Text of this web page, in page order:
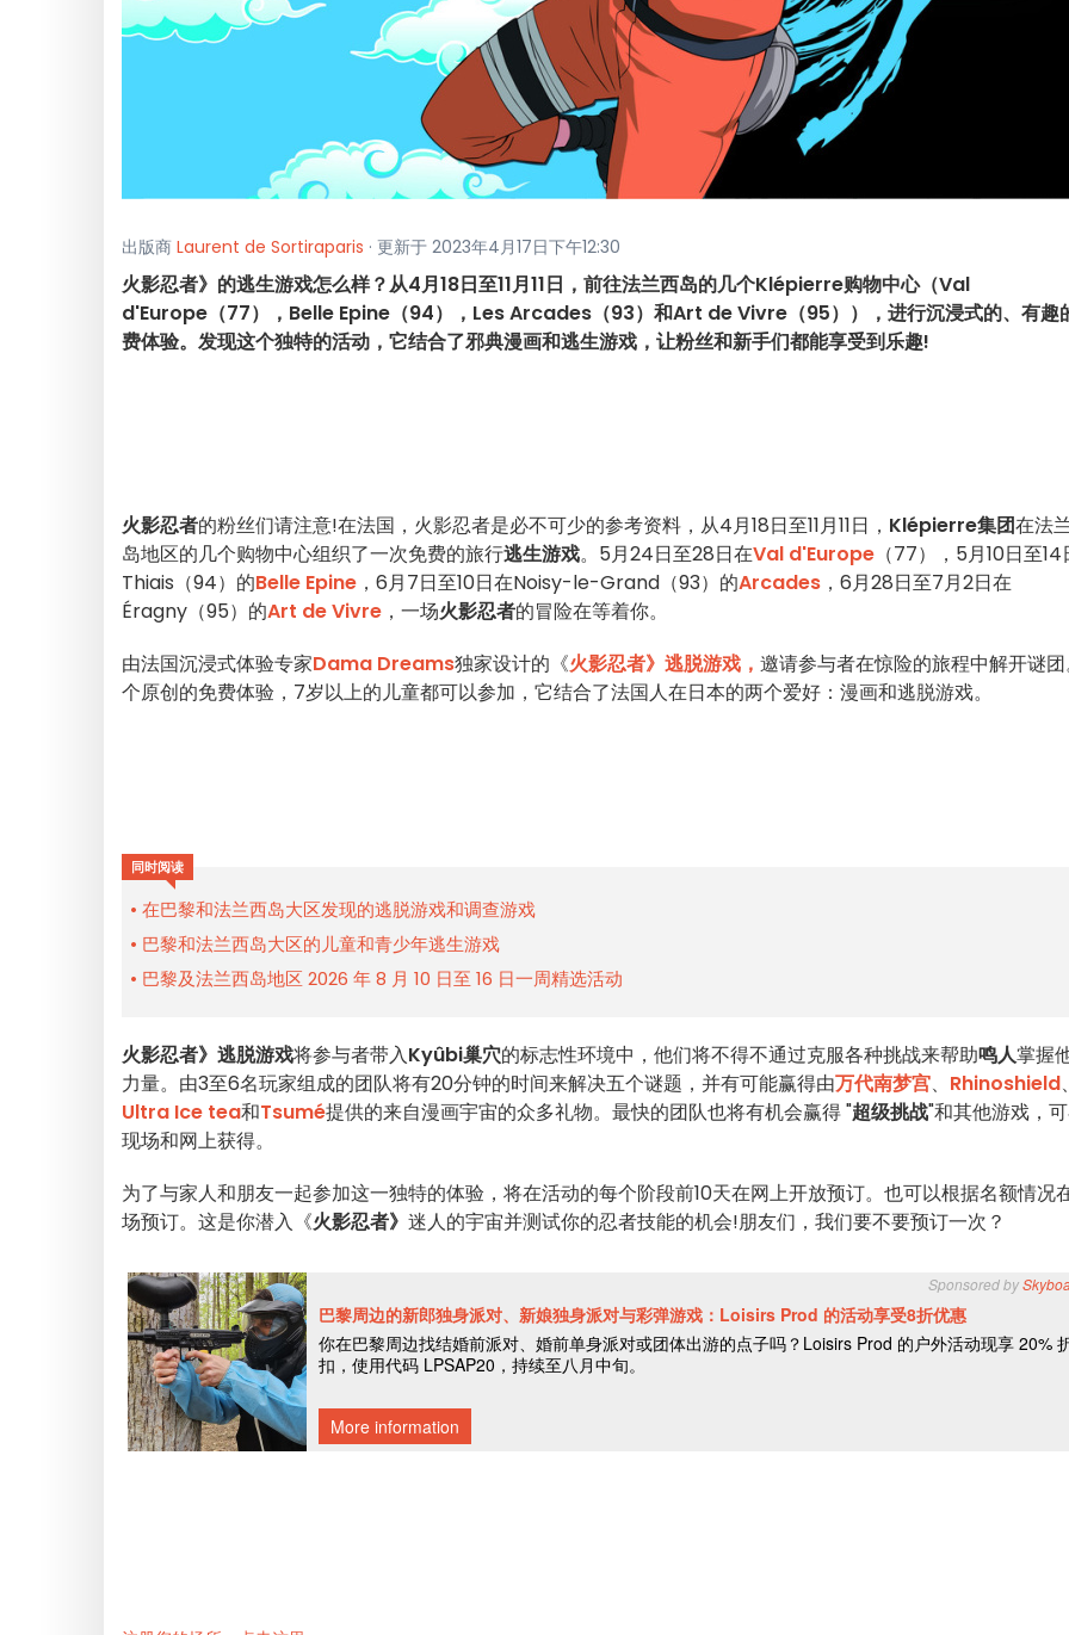
出版商 Laurent de Sortiraparis · 更新于 2023年4月17日下午12:30
火影忍者》的逃生游戏怎么样？从4月18日至11月11日，前往法兰西岛的几个Klépierre购物中心（Val
d'Europe（77），Belle Epine（94），Les Arcades（93）和Art de Vivre（95）），进行沉浸式的、有趣
费体验。发现这个独特的活动，它结合了邪典漫画和逃生游戏，让粉丝和新手们都能享受到乐趣!
火影忍者的粉丝们请注意!在法国，火影忍者是必不可少的参考资料，从4月18日至11月11日， Klépierre集团在法
岛地区的几个购物中心组织了一次免费的旅行逃生游戏。5月24日至28日在Val d'Europe （77），5月10日至
Thiais（94）的Belle Epine ，6月7日至10日在Noisy-le-Grand（93）的Arcades ，6月28日至7月2日在
Éragny（95）的Art de Vivre ，一场火影忍者的冒险在等着你。
由法国沉浸式体验专家Dama Dreams独家设计的《火影忍者》逃脱游戏， 邀请参与者在惊险的旅程中解开谜
个原创的免费体验，7岁以上的儿童都可以参加，它结合了法国人在日本的两个爱好：漫画和逃脱游戏。
同时阅读
在巴黎和法兰西岛大区发现的逃脱游戏和调查游戏
巴黎和法兰西岛大区的儿童和青少年逃生游戏
巴黎及法兰西岛地区 2026 年 8 月 10 日至 16 日一周精选活动
火影忍者》 逃脱游戏将参与者带入Kyûbi巢穴的标志性环境中，他们将不得不通过克服各种挑战来帮助鸣人掌握
力量。由3至6名玩家组成的团队将有20分钟的时间来解决五个谜题，并有可能赢得由万代南梦宫、 Rhinoshield
Ultra Ice tea和Tsumé提供的来自漫画宇宙的众多礼物。最快的团队也将有机会赢得 "超级挑战"和其他游戏，
现场和网上获得。
为了与家人和朋友一起参加这一独特的体验，将在活动的每个阶段前10天在网上开放预订。也可以根据名额情况
场预订。这是你潜入《火影忍者》 迷人的宇宙并测试你的忍者技能的机会!朋友们，我们要不要预订一次？